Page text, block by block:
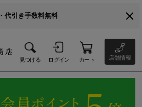
代引き手数料無料
見つける ログイン カート 店舗情報